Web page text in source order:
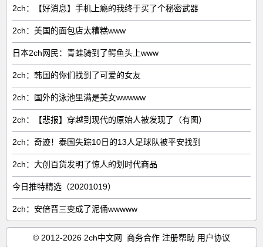
2ch：【好消息】手机上瘾的我终于买了个秘密武器
2ch：美国的面包店太糟糕www
日本2ch网民：青蛙骑到了鳄鱼头上www
2ch：韩国的你们找到了可爱的女友
2ch：国外的泳池里满是美女wwwww
2ch：【悲报】穿越到现代的原始人被发现了（有图）
2ch：奇迹！泰国失踪10日的13人足球队被平安找到
2ch：大创百货发明了惊人的划时代商品
今日推特精选（20201019）
2ch：安倍晋三变成了泥俑wwwww
© 2012-2026 2ch中文网 商务合作 注册帮助 用户协议